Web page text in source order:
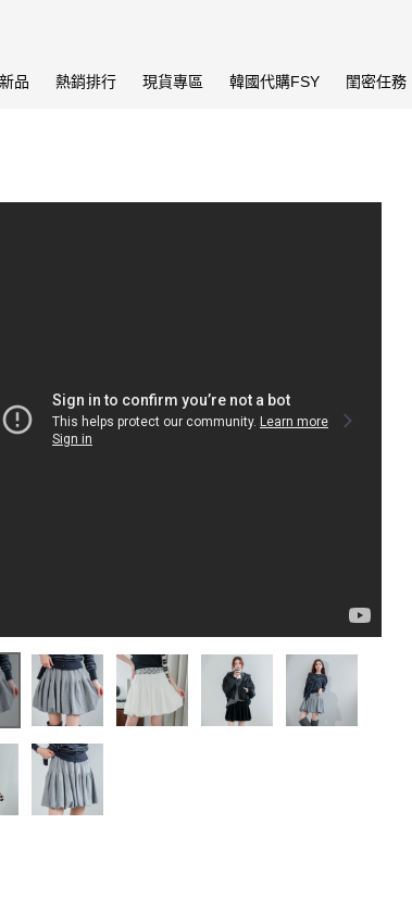
品 熱銷排行 現貨專區 韓國代購FSY 閨密任務